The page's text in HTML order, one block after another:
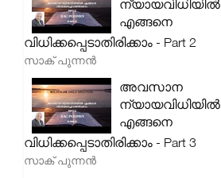
ന്യായവിധിയിൽ
എങ്ങനെ
വിധിക്കപ്പെടാതിരിക്കാം - Part 2
സാക് പുന്നൻ
അവസാന
ന്യായവിധിയിൽ
എങ്ങനെ
വിധിക്കപ്പെടാതിരിക്കാം - Part 3
സാക് പുന്നൻ